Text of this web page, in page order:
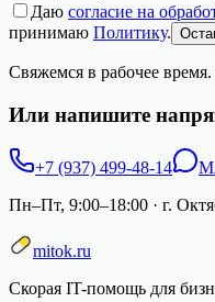
Даю согласие на
принимаю Политику.
Свяжемся в рабочее
Или напишите
+7 (937) 499-48-14
Пн–Пт, 9:00–18:00 · г.
mitok.ru
Скорая IT-помощь для